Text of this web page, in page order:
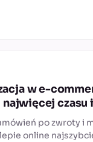
w e-
czasu
po zwroty i
online